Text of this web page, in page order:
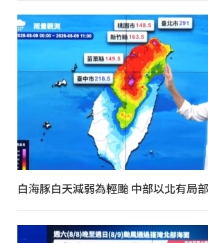
白海豚白天減弱為輕颱 中部以北有局